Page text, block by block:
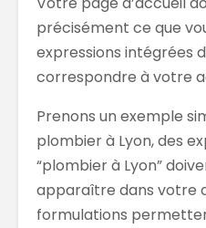
précisément ce que
expressions intégrées
correspondre à votre
Prenons un exemple
plombier à Lyon, des
“plombier à Lyon”
apparaître dans votre
formulations